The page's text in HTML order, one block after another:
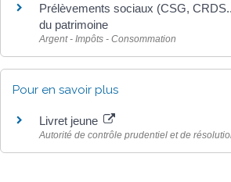
Prélèvements sociaux (CSG,
du patrimoine
Argent - Impôts - Consommation
Pour en savoir plus
Livret jeune
Autorité de contrôle prudentiel et de